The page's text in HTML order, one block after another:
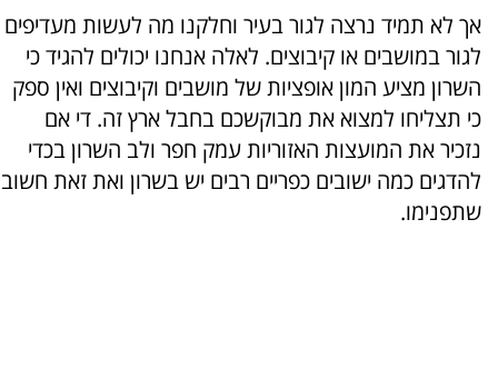
אך לא תמיד נרצה לגור בעיר וחלקנו מה לעשות מעדיפים
לגור במושבים או קיבוצים. לאלה אנחנו יכולים להגיד כי
השרון מציע המון אופציות של מושבים וקיבוצים ואין ספק
כי תצליחו למצוא את מבוקשכם בחבל ארץ זה. די אם
נזכיר את המועצות האזוריות עמק חפר ולב השרון בכדי
להדגים כמה ישובים כפריים רבים יש בשרון ואת זאת חשוב
שתפנימו.